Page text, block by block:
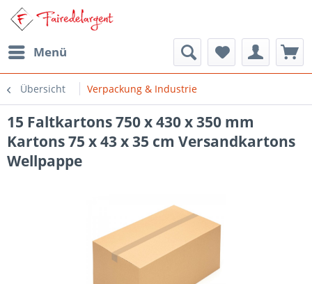
Menü
Übersicht Verpackung & Industrie
15 Faltkartons 750 x 430 x 350 mm
Kartons 75 x 43 x 35 cm Versandkartons
Wellpappe